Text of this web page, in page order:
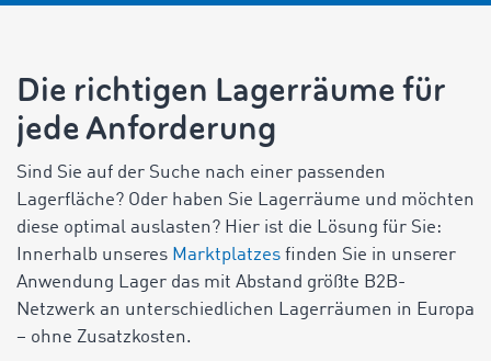
Die richtigen Lagerräume für
jede Anforderung
Sind Sie auf der Suche nach einer passenden
Lagerfläche? Oder haben Sie Lagerräume und möchten
diese optimal auslasten? Hier ist die Lösung für Sie:
Innerhalb unseres Marktplatzes finden Sie in unserer
Anwendung Lager das mit Abstand größte B2B-
Netzwerk an unterschiedlichen Lagerräumen in Europa
– ohne Zusatzkosten.